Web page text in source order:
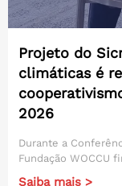
Projeto do
climáticas é
2026
Durante a
Fundação WOCCU
Saiba mais >